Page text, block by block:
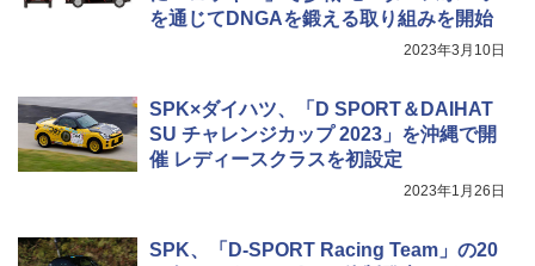
を通じてDNGAを鍛える取り組みを開始
2023年3月10日
SPK×ダイハツ、「D SPORT＆DAIHAT
SU チャレンジカップ 2023」を沖縄で開
催 レディースクラスを初設定
2023年1月26日
SPK、「D-SPORT Racing Team」の20